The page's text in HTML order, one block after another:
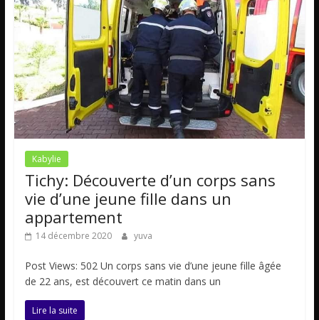
Kabylie
Tichy: Découverte d’un corps sans
vie d’une jeune fille dans un
appartement
14 décembre 2020 yuva
Post Views: 502 Un corps sans vie d’une jeune fille âgée
de 22 ans, est découvert ce matin dans un
Lire la suite